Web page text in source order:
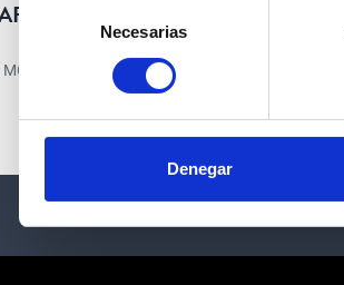
Selección
consentimiento
Necesarias
Denegar
DE LAS
AUDITORI TEULADA